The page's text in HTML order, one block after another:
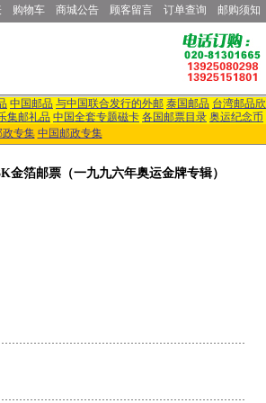
购物车 商城公告 顾客留言 订单查询 邮购须知
中国邮品 与中国联合发行的外邮 泰国邮品 台湾邮品欣
集邮礼品 中国全套专题磁卡 各国邮票目录 奥运纪念币
政专集 中国邮政专集
金箔邮票（一九九六年奥运金牌专辑）